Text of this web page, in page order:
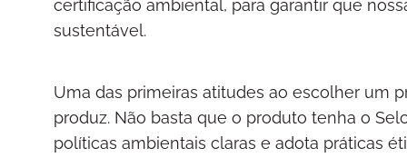
certificação ambiental, para garantir que
sustentável.
Uma das primeiras atitudes ao escolher um
produz. Não basta que o produto tenha o
políticas ambientais claras e adota práticas